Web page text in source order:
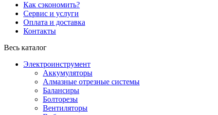
Как сэкономить?
Сервис и услуги
Оплата и доставка
Контакты
Весь каталог
Электроинструмент
Аккумуляторы
Алмазные отрезные системы
Балансиры
Болторезы
Вентиляторы